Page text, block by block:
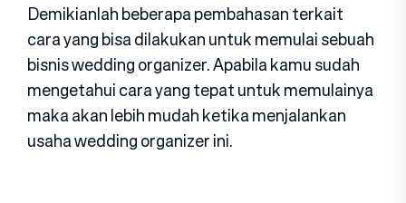
Demikianlah beberapa pembahasan terkait
cara yang bisa dilakukan untuk memulai sebuah
bisnis wedding organizer. Apabila kamu sudah
mengetahui cara yang tepat untuk memulainya
maka akan lebih mudah ketika menjalankan
usaha wedding organizer ini.